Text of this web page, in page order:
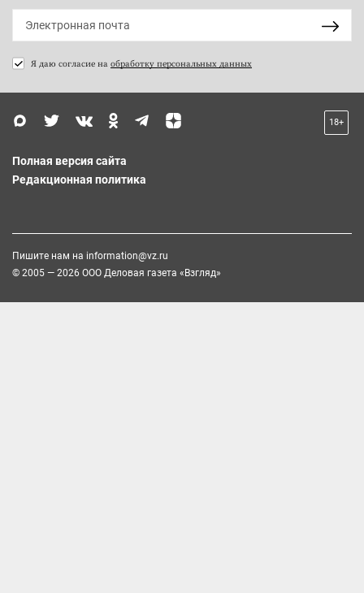
Я даю согласие на обработку персональных данных
18+
Полная версия сайта
Редакционная политика
Пишите нам на information@vz.ru
© 2005 — 2026 ООО Деловая газета «Взгляд»